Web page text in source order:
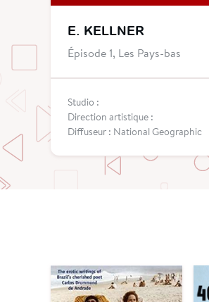
E. KELLNER
Épisode 1, Les Pays-bas
Studio :
Direction artistique :
Diffuseur : National Geographic